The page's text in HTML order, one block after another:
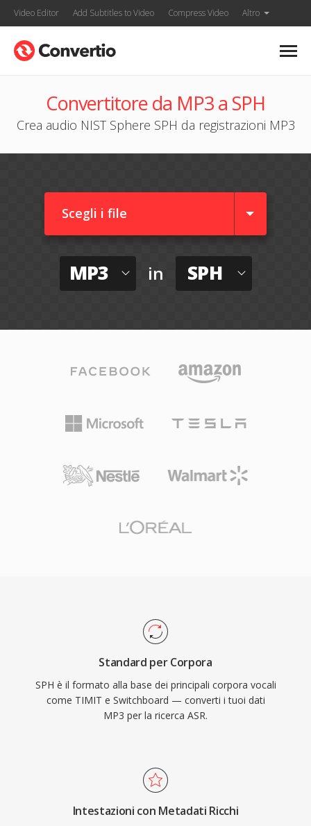
Video Editor Add Subtitles to Video Compress Video Altro
Convertitore da MP3 a SPH
Crea audio NIST Sphere SPH da registrazioni MP3
Scegli i file
MP3 in SPH
Standard per Corpora
SPH è il formato alla base dei principali corpora vocali
come TIMIT e Switchboard — converti i tuoi dati
MP3 per la ricerca ASR.
Intestazioni con Metadati Ricchi